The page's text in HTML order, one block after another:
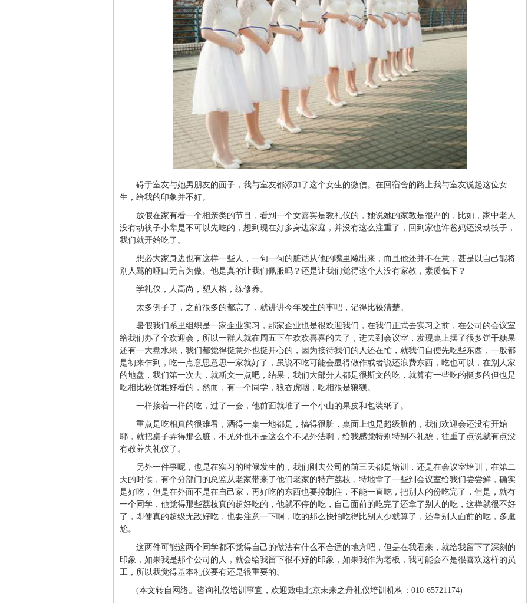
碍于室友与她男朋友的面子，我与室友都添加了这个女生的微信。在回宿舍的路上我与室友说起这位女
生，给我的印象并不好。
放假在家有看一个相亲类的节目，看到一个女嘉宾是教礼仪的，她说她的家教是很严的，比如，家中老人
没有动筷子小辈是不可以先吃的，想到现在好多身边家庭，并没有这么注重了，回到家也许爸妈还没动筷子，
我们就开始吃了。
想必大家身边也有这样一些人，一句一句的脏话从他的嘴里飚出来，而且他还并不在意，甚是以自己能将
别人骂的哑口无言为傲。他是真的让我们佩服吗？还是让我们觉得这个人没有家教，素质低下？
学礼仪，人高尚，塑人格，练修养。
太多例子了，之前很多的都忘了，就讲讲今年发生的事吧，记得比较清楚。
暑假我们系里组织是一家企业实习，那家企业也是很欢迎我们，在我们正式去实习之前，在公司的会议室
给我们办了个欢迎会，所以一群人就在周五下午欢欢喜喜的去了，进去到会议室，发现桌上摆了很多饼干糖果
还有一大盘水果，我们都觉得挺意外也挺开心的，因为接待我们的人还在忙，就我们自便先吃些东西，一般都
是初来乍到，吃一点意思意思一家就好了，虽说不吃可能会显得做作或者说还浪费东西，吃也可以，在别人家
的地盘，我们第一次去，就斯文一点吧，结果，我们大部分人都是很斯文的吃，就算有一些吃的挺多的但也是
吃相比较优雅好看的，然而，有一个同学，狼吞虎咽，吃相很是狼狈。
一样接着一样的吃，过了一会，他前面就堆了一个小山的果皮和包装纸了。
重点是吃相真的很难看，洒得一桌一地都是，搞得很脏，桌面上也是超级脏的，我们欢迎会还没有开始
耶，就把桌子弄得那么脏，不见外也不是这么个不见外法啊，给我感觉特别特别不礼貌，往重了点说就有点没
有教养失礼仪了。
另外一件事呢，也是在实习的时候发生的，我们刚去公司的前三天都是培训，还是在会议室培训，在第二
天的时候，有个分部门的总监从老家带来了他们老家的特产荔枝，特地拿了一些到会议室给我们尝尝鲜，确实
是好吃，但是在外面不是在自己家，再好吃的东西也要控制住，不能一直吃，把别人的份吃完了，但是，就有
一个同学，他觉得那些荔枝真的超好吃的，他就不停的吃，自己面前的吃完了还拿了别人的吃，这样就很不好
了，即使真的超级无敌好吃，也要注意一下啊，吃的那么快怕吃得比别人少就算了，还拿别人面前的吃，多尴
尬。
这两件可能这两个同学都不觉得自己的做法有什么不合适的地方吧，但是在我看来，就给我留下了深刻的
印象，如果我是那个公司的人，就会给我留下很不好的印象，如果我作为老板，我可能会不是很喜欢这样的员
工，所以我觉得基本礼仪要有还是很重要的。
(本文转自网络。咨询礼仪培训事宜，欢迎致电北京未来之舟礼仪培训机构：010-65721174)